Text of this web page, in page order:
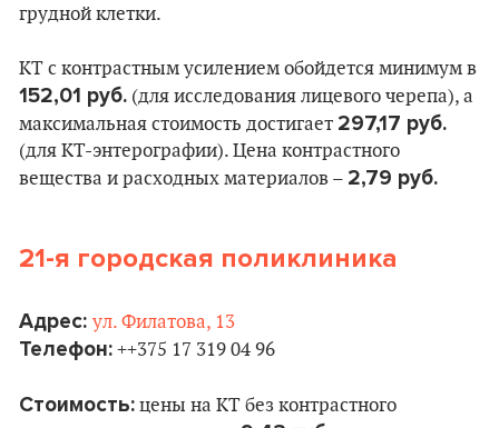
грудной клетки.
КТ с контрастным усилением обойдется минимум в
152,01 руб. (для исследования лицевого черепа), а
максимальная стоимость достигает 297,17 руб.
(для КТ-энтерографии). Цена контрастного
вещества и расходных материалов – 2,79 руб.
21-я городская поликлиника
Адрес: ул. Филатова, 13
Телефон: ++375 17 319 04 96
Стоимость: цены на КТ без контрастного